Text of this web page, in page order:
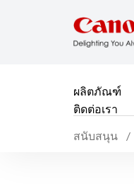
ผลิตภัณฑ์
ติดต่อเรา
สนับสนุน